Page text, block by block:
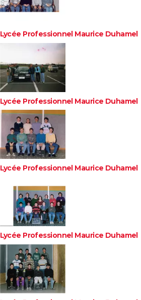
Lycée Professionnel Maurice Duhamel
Lycée Professionnel Maurice Duhamel
Lycée Professionnel Maurice Duhamel
Lycée Professionnel Maurice Duhamel